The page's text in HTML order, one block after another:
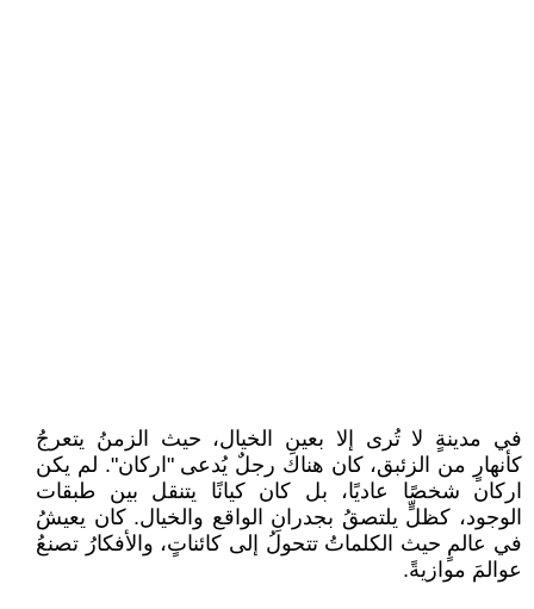
في مدينةٍ لا تُرى إلا بعينِ الخيال، حيث الزمنُ يتعرجُ
كأنهارٍ من الزئبق، كان هناك رجلٌ يُدعى "اركان". لم يكن
اركان شخصًا عاديًا، بل كان كيانًا يتنقل بين طبقات
الوجود، كظلٍّ يلتصقُ بجدرانِ الواقع والخيال. كان يعيشُ
في عالمٍ حيث الكلماتُ تتحولُ إلى كائناتٍ، والأفكارُ تصنعُ
عوالمَ موازيةً.